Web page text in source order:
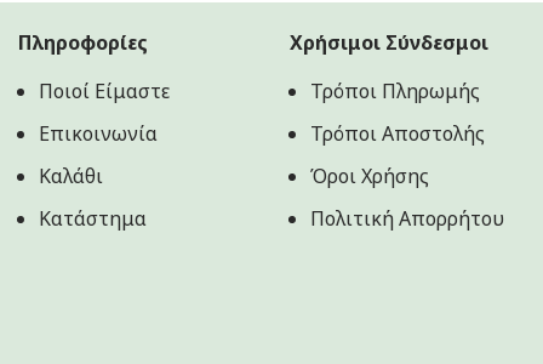
Πληροφορίες
Ποιοί Είμαστε
Επικοινωνία
Καλάθι
Κατάστημα
Χρήσιμοι Σύνδεσμοι
Τρόποι Πληρωμής
Τρόποι Αποστολής
Όροι Χρήσης
Πολιτική Aπορρήτου